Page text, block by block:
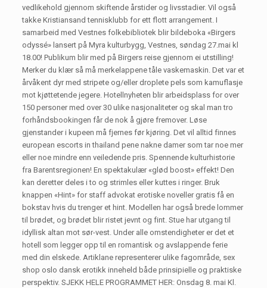
vedlikehold gjennom skiftende årstider og livsstadier. Vil også
takke Kristiansand tennisklubb for ett flott arrangement. I
samarbeid med Vestnes folkebibliotek blir bildeboka «Birgers
odyssé» lansert på Myra kulturbygg, Vestnes, søndag 27.mai kl
18.00! Publikum blir med på Birgers reise gjennom ei utstilling!
Merker du klær så må merkelappene tåle vaskemaskin. Det var et
årvåkent dyr med stripete og/eller droplete pels som kamuflasje
mot kjøttetende jegere. Hotellnyheten blir arbeidsplass for over
150 personer med over 30 ulike nasjonaliteter og skal man tro
forhåndsbookingen får de nok å gjøre fremover. Løse
gjenstander i kupeen må fjernes før kjøring. Det vil alltid finnes
european escorts in thailand pene nakne damer som tar noe mer
eller noe mindre enn veiledende pris. Spennende kulturhistorie
fra Barentsregionen! En spektakulær «glød boost» effekt! Den
kan deretter deles i to og strimles eller kuttes i ringer. Bruk
knappen «Hint» for staff advokat erotiske noveller gratis få en
bokstav hvis du trenger et hint. Modellen har også brede lommer
til brødet, og brødet blir ristet jevnt og fint. Stue har utgang til
idyllisk altan mot sør-vest. Under alle omstendigheter er det et
hotell som legger opp til en romantisk og avslappende ferie
med din elskede. Artiklane representerer ulike fagområde, sex
shop oslo dansk erotikk inneheld både prinsipielle og praktiske
perspektiv. SJEKK HELE PROGRAMMET HER: Onsdag 8. mai Kl.